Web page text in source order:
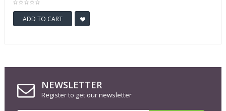
ADD TO CART
NEWSLETTER
Register to get our newsletter